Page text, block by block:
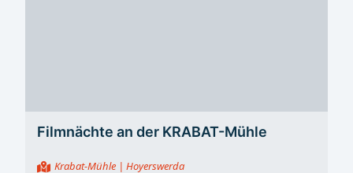
Filmnächte an der KRABAT-Mühle
Krabat-Mühle | Hoyerswerda